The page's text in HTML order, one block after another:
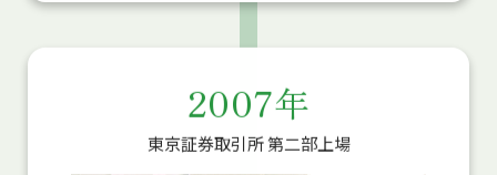
2007年
東京証券取引所 第二部上場